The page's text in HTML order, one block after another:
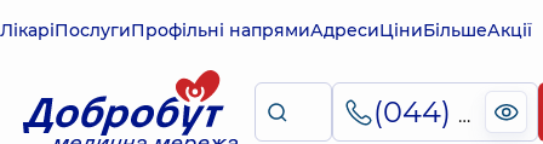
ЛікаріПослугиПрофільні напрямиАдресиЦіниБільшеАкції
(044) 495-2-888